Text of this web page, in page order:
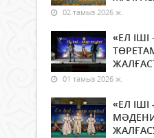
02 тамыз 2026 ж.
«ЕЛ ІШІ
01 тамыз 2026 ж.
«ЕЛ ІШІ